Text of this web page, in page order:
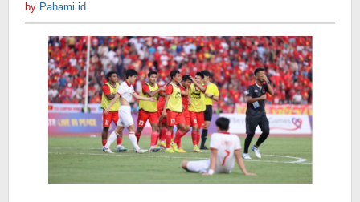
Thailand,
Taktik
Indra
Sjafri
Jadi
Pertaruhan
-
Berita
by Pahami.id